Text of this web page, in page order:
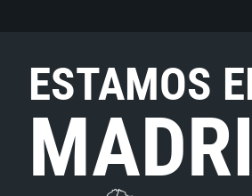
ESTAMOS